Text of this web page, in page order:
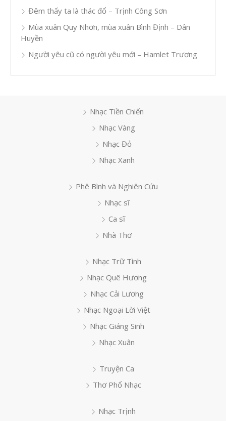
Đêm thấy ta là thác đổ – Trịnh Công Sơn
Mùa xuân Quy Nhơn, mùa xuân Bình Định – Dân
Huyền
Người yêu cũ có người yêu mới – Hamlet Trương
Nhạc Tiền Chiến
Nhạc Vàng
Nhạc Đỏ
Nhạc Xanh
Phê Bình và Nghiên Cứu
Nhạc sĩ
Ca sĩ
Nhà Thơ
Nhạc Trữ Tình
Nhạc Quê Hương
Nhạc Cải Lương
Nhạc Ngoại Lời Việt
Nhạc Giáng Sinh
Nhạc Xuân
Truyện Ca
Thơ Phổ Nhạc
Nhạc Trịnh